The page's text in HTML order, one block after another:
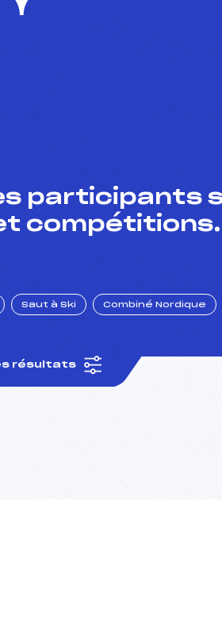
participants
compétitions.
Saut à Ski Combiné Nordique
résultats